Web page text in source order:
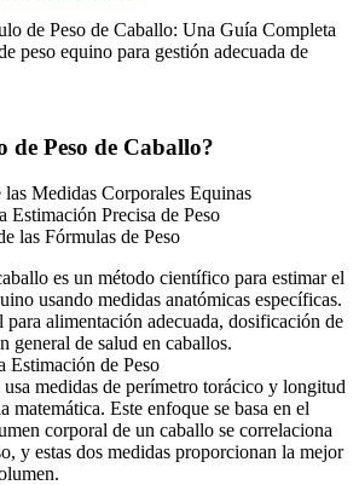
de Peso de Caballo: Una Guía Completa
peso equino para gestión adecuada de
de Peso de Caballo?
Medidas Corporales Equinas
Estimación Precisa de Peso
las Fórmulas de Peso
es un método científico para estimar el
usando medidas anatómicas específicas.
para alimentación adecuada, dosificación de
general de salud en caballos.
Estimación de Peso
medidas de perímetro torácico y longitud
matemática. Este enfoque se basa en el
corporal de un caballo se correlaciona
y estas dos medidas proporcionan la mejor